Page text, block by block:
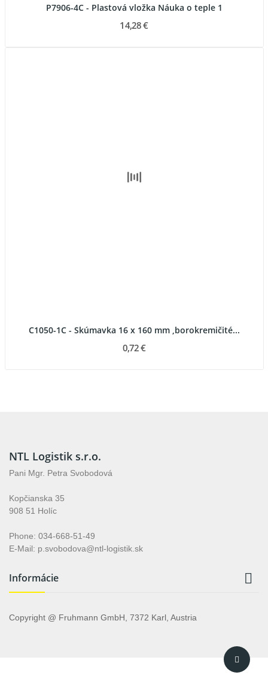
P7906-4C - Plastová vložka Náuka o teple 1
14,28 €
C1050-1C - Skúmavka 16 x 160 mm ,borokremičité...
0,72 €
NTL Logistik s.r.o.
Pani Mgr. Petra Svobodová
Kopčianska 35
908 51 Holíc
Phone: 034-668-51-49
E-Mail: p.svobodova@ntl-logistik.sk
Informácie 
Copyright @ Fruhmann GmbH, 7372 Karl, Austria